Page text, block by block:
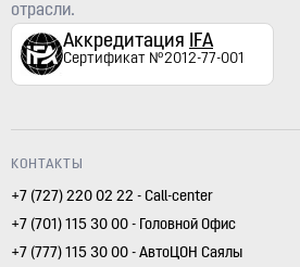
отрасли.
Аккредитация IFA
Сертификат №2012-77-001
КОНТАКТЫ
+7 (727) 220 02 22 - Call-center
+7 (701) 115 30 00 - Головной Офис
+7 (777) 115 30 00 - АвтоЦОН Саялы